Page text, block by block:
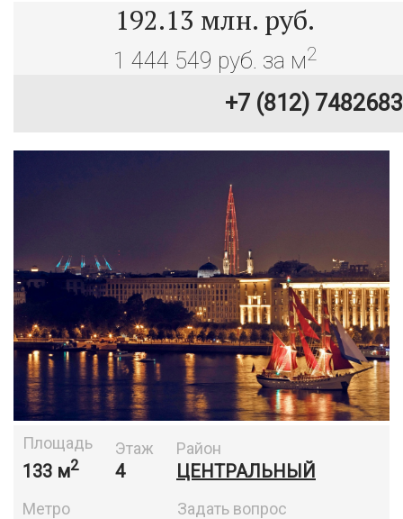
192.13 млн. руб.
1 444 549 руб. за м2
+7 (812) 7482683
Площадь
133 м2
Этаж
4
Район
ЦЕНТРАЛЬНЫЙ
Метро Задать вопрос